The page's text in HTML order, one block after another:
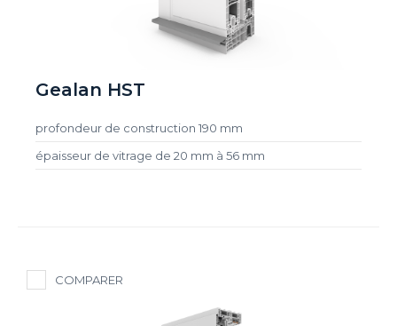
Gealan HST
profondeur de construction 190 mm
épaisseur de vitrage de 20 mm à 56 mm
COMPARER